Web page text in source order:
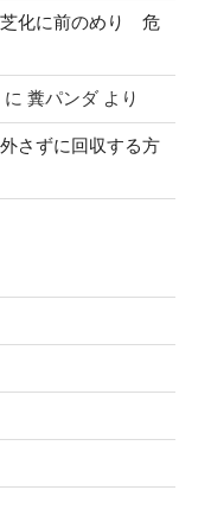
芝化に前のめり 危
に 糞パンダ より
さずに回収する方